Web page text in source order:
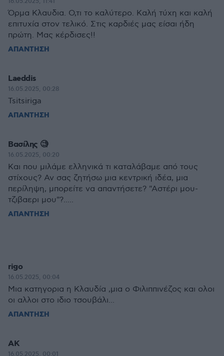
Όρμα Κλαυδια. Ο,τι το καλύτερο. Καλή τύχη και καλή
επιτυχία στον τελικό. Στις καρδιές μας είσαι ήδη
πρώτη. Μας κέρδισες!!
ΑΠΑΝΤΗΣΗ
Laeddis
16.05.2025, 00:28
Tsitsiriga
ΑΠΑΝΤΗΣΗ
Βασίλης 🧐
16.05.2025, 00:20
Και που μιλάμε ελληνικά τι καταλάβαμε από τους
στίχους? Αν σας ζητήσω μια κεντρική ιδέα, μια
περίληψη, μπορείτε να απαντήσετε? "Αστέρι μου-
τζιβαερι μου"?.....
ΑΠΑΝΤΗΣΗ
rigo
16.05.2025, 00:04
Μια κατηγορια η Κλαυδία ,μια ο Φιλιππινέζος και ολοι
οι αλλοι στο ιδιο τσουβάλι...
ΑΠΑΝΤΗΣΗ
ΑΚ
16.05.2025, 00:01